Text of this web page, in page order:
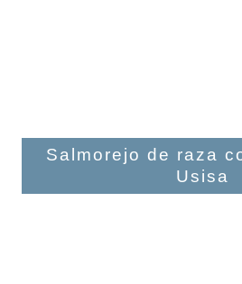
Salmorejo de raza
Usisa